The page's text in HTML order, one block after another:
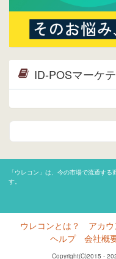
ID-POSマーケ
「ウレコン」は、今の市場で流通す
す。
ウレコンとは？ アカ
ヘルプ
会社概
Copyright(C)2015 -